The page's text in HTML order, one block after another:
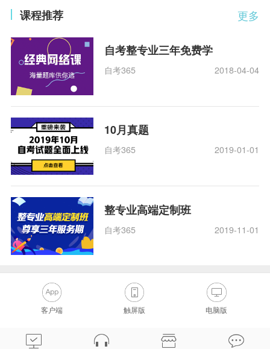
更多
课程推荐
自考整专业三年免费学
自考365 2018-04-04
10月真题
自考365 2019-01-01
整专业高端定制班
自考365 2019-11-01
客户端 触屏版 电脑版